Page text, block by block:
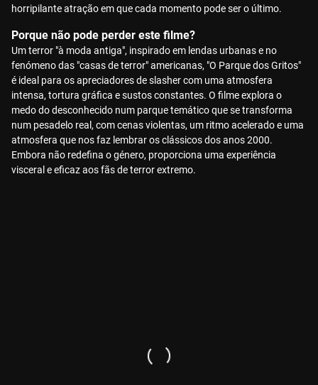
horripilante atração em que cada momento pode ser o último.
Porque não pode perder este filme?
Um terror "à moda antiga", inspirado em lendas urbanas e no
fenómeno das "casas de terror" americanas, "O Parque dos Gritos"
é ideal para os apreciadores de slasher com uma atmosfera
intensa, tortura gráfica e sustos constantes. O filme explora o
medo do desconhecido num parque temático que se transforma
num pesadelo real, com cenas violentas, um ritmo acelerado e uma
atmosfera que nos faz lembrar os clássicos dos anos 2000.
Embora não redefina o género, proporciona uma experiência
visceral e eficaz aos fãs de terror extremo.